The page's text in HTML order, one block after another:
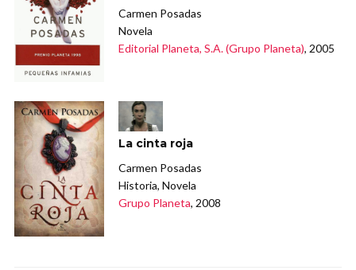
Carmen Posadas
Novela
Editorial Planeta, S.A. (Grupo Planeta), 2005
La cinta roja
Carmen Posadas
Historia, Novela
Grupo Planeta, 2008